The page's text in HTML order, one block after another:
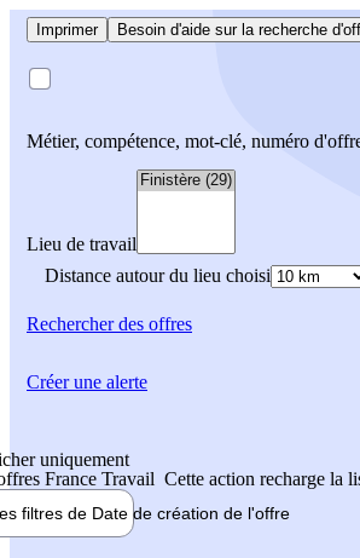
Imprimer Besoin d'aide sur la recherche
Métier, compétence, mot-clé, numéro
Lieu de travail
Distance autour du lieu choisi
Rechercherdes offres
uniquement
France Travail Cette action recharge la
filtres de Date de création de l'offre
Créer une alerte